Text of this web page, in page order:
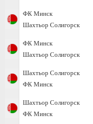
ФК Минск
Шахтьор Солигорск
ФК Минск
Шахтьор Солигорск
Шахтьор Солигорск
ФК Минск
Шахтьор Солигорск
ФК Минск